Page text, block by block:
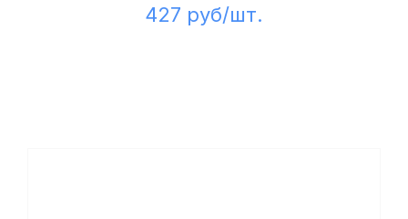
427 руб/шт.